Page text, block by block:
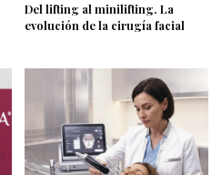
Del lifting al minilifting. La
evolución de la cirugía facial